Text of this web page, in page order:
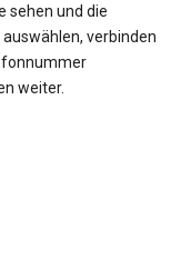
sehen und die
verbinden
weiter.